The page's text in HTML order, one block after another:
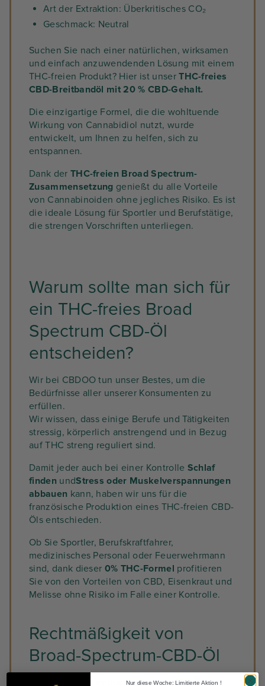
Art der Extraktion: Überkritisches CO₂
Geschmack: Neutral
Suchen Sie nach einer natürlichen, wirksamen
und einfach anzuwendenden Lösung mit einem
THC-freien Produkt? Hier ist unserTHC-freies
CBD-Breitbandöl mit 20 % CBD-Gehalt.
Die einzigartige Formel, die die wohltuende
Wirkung von Cannabidiol nutzt, wurde
entwickelt, um Ihnen zu helfen, sich zu
entspannen.
Dank der THC-freien Broad Spectrum-
Zusammensetzung genießt du alle Vorteile
von Cannabinoiden ohne jegliches Risiko. Es ist
die ideale Lösung für Sportler und Berufstätige,
die strengen Vorschriften unterliegen.
Warum sollte man sich für
ein THC-freies Broad
Spectrum CBD-Öl
entscheiden?
Wir bei CBDOO tun unser Bestes, um die
Bedürfnisse aller unserer Konsumenten zu
erfüllen.
Wir wissen, dass einige Berufe und Tätigkeiten
stressig, körperlich anstrengend und in Bezug
auf THC streng reguliert sind.
Damit jeder auch bei einer Kontrolle Schlaf
findenundStress oder Muskelverspannungen
abbauen kann, haben wir uns für die
französische Produktion eines THC-freien CBD-
Öls entschieden.
Ob Sie Sportler, Berufskraftfahrer,
medizinisches Personal oder Feuerwehrmann
sind, dank dieser 0% THC-Formel profitieren
Sie von den Vorteilen von CBD, Eisenkraut und
Melisse ohne Risiko im Falle einer Kontrolle.
Rechtmäßigkeit von
Broad-Spectrum-CBD-Öl
Da es0 % THC enthält, ist unser CBD-Öl
Nur diese Woche: Limitierte Aktion !